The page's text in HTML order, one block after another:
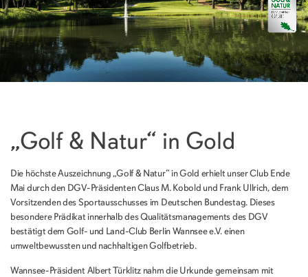
„Golf & Natur“ in Gold
Die höchste Auszeichnung „Golf & Natur“ in Gold erhielt unser Club Ende
Mai durch den DGV-Präsidenten Claus M. Kobold und Frank Ullrich, dem
Vorsitzenden des Sportausschusses im Deutschen Bundestag. Dieses
besondere Prädikat innerhalb des Qualitätsmanagements des DGV
bestätigt dem Golf- und Land-Club Berlin Wannsee e.V. einen
umweltbewussten und nachhaltigen Golfbetrieb.
Wannsee-Präsident Albert Türklitz nahm die Urkunde gemeinsam mit